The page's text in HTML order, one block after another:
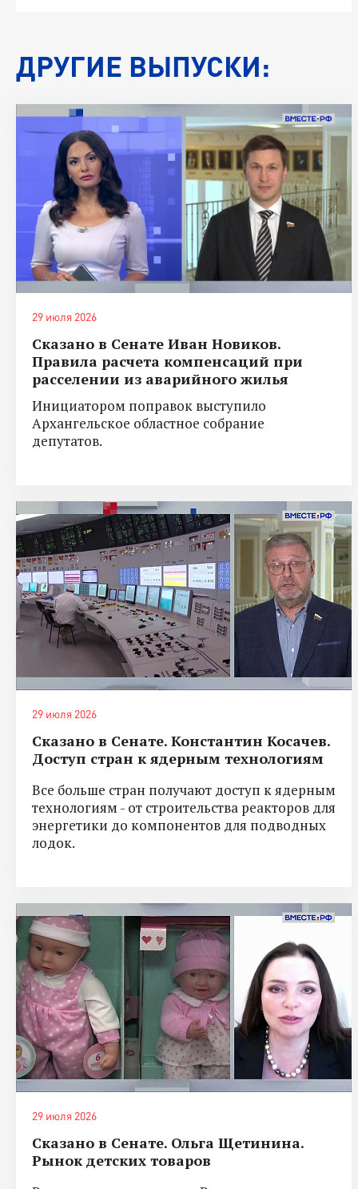
ДРУГИЕ ВЫПУСКИ:
29 июля 2026
Сказано в Сенате Иван Новиков.
Правила расчета компенсаций при
расселении из аварийного жилья
Инициатором поправок выступило
Архангельское областное собрание
депутатов.
29 июля 2026
Сказано в Сенате. Константин Косачев.
Доступ стран к ядерным технологиям
Все больше стран получают доступ к ядерным
технологиям - от строительства реакторов для
энергетики до компонентов для подводных
лодок.
29 июля 2026
Сказано в Сенате. Ольга Щетинина.
Рынок детских товаров